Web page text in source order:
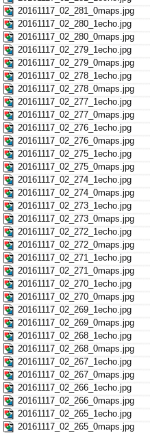
20161117_02_281_0maps.jpg
20161117_02_280_1echo.jpg
20161117_02_280_0maps.jpg
20161117_02_279_1echo.jpg
20161117_02_279_0maps.jpg
20161117_02_278_1echo.jpg
20161117_02_278_0maps.jpg
20161117_02_277_1echo.jpg
20161117_02_277_0maps.jpg
20161117_02_276_1echo.jpg
20161117_02_276_0maps.jpg
20161117_02_275_1echo.jpg
20161117_02_275_0maps.jpg
20161117_02_274_1echo.jpg
20161117_02_274_0maps.jpg
20161117_02_273_1echo.jpg
20161117_02_273_0maps.jpg
20161117_02_272_1echo.jpg
20161117_02_272_0maps.jpg
20161117_02_271_1echo.jpg
20161117_02_271_0maps.jpg
20161117_02_270_1echo.jpg
20161117_02_270_0maps.jpg
20161117_02_269_1echo.jpg
20161117_02_269_0maps.jpg
20161117_02_268_1echo.jpg
20161117_02_268_0maps.jpg
20161117_02_267_1echo.jpg
20161117_02_267_0maps.jpg
20161117_02_266_1echo.jpg
20161117_02_266_0maps.jpg
20161117_02_265_1echo.jpg
20161117_02_265_0maps.jpg